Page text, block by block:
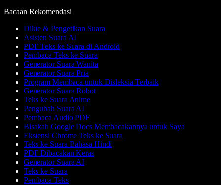
Bacaan Rekomendasi
Dikte & Pengetikan Suara
Asisten Suara AI
PDF Teks ke Suara di Android
Pembaca Teks ke Suara
Generator Suara Wanita
Generator Suara Pria
Program Membaca untuk Disleksia Terbaik
Generator Suara Robot
Teks ke Suara Anime
Pengubah Suara AI
Pembaca Audio PDF
Bisakah Google Docs Membacakannya untuk Saya
Ekstensi Chrome Teks ke Suara
Teks ke Suara Bahasa Hindi
PDF Dibacakan Keras
Generator Suara AI
Teks ke Suara
Pembaca Teks